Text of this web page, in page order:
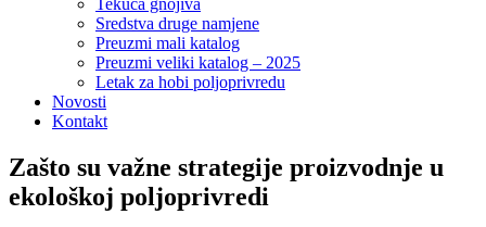
Tekuća gnojiva
Sredstva druge namjene
Preuzmi mali katalog
Preuzmi veliki katalog – 2025
Letak za hobi poljoprivredu
Novosti
Kontakt
Zašto su važne strategije proizvodnje u
ekološkoj poljoprivredi